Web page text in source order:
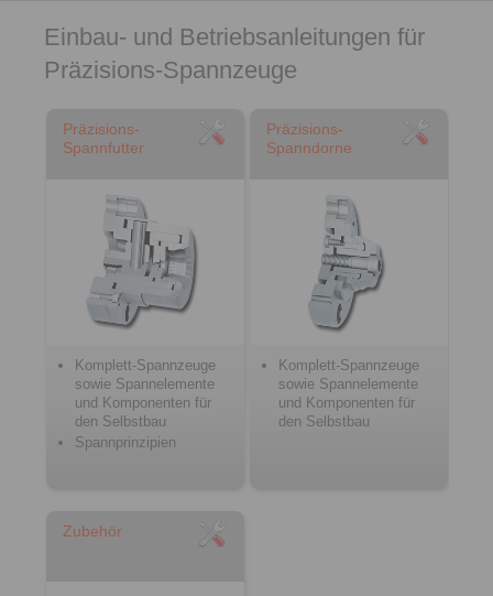
Einbau- und Betriebsanleitungen für
Präzisions-Spannzeuge
Präzisions-
Spannfutter
Komplett-Spannzeuge
sowie Spannelemente
und Komponenten für
den Selbstbau
Spannprinzipien
Präzisions-
Spanndorne
Komplett-Spannzeuge
sowie Spannelemente
und Komponenten für
den Selbstbau
Zubehör